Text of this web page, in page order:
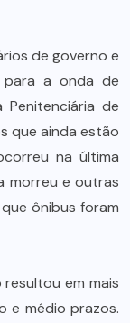
de governo e
para a onda de
de
que ainda estão
na última
morreu e outras
ônibus foram
em mais
e médio prazos.